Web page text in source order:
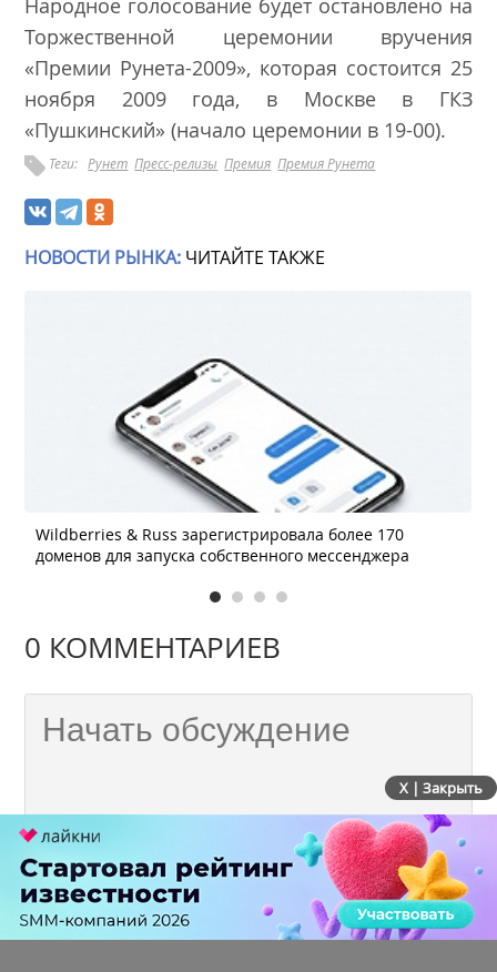
Народное голосование будет остановлено на
Торжественной церемонии вручения
«Премии Рунета-2009», которая состоится 25
ноября 2009 года, в Москве в ГКЗ
«Пушкинский» (начало церемонии в 19-00).
Теги: Рунет Пресс-релизы Премия Премия Рунета
НОВОСТИ РЫНКА: ЧИТАЙТЕ ТАКЖЕ
Wildberries & Russ зарегистрировала более 170
доменов для запуска собственного мессенджера
0 КОММЕНТАРИЕВ
X | Закрыть